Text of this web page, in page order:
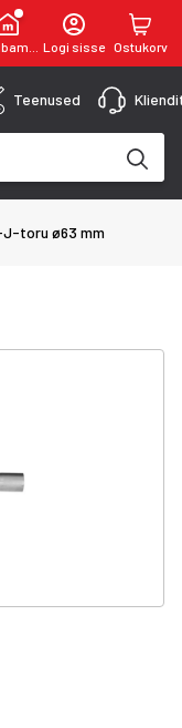
Logi sisse Ostukorv
Teenused
toru ø63 mm